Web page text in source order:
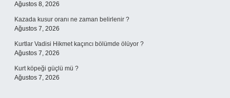
Ağustos 8, 2026
Kazada kusur oranı ne zaman belirlenir ?
Ağustos 7, 2026
Kurtlar Vadisi Hikmet kaçıncı bölümde ölüyor ?
Ağustos 7, 2026
Kurt köpeği güçlü mü ?
Ağustos 7, 2026